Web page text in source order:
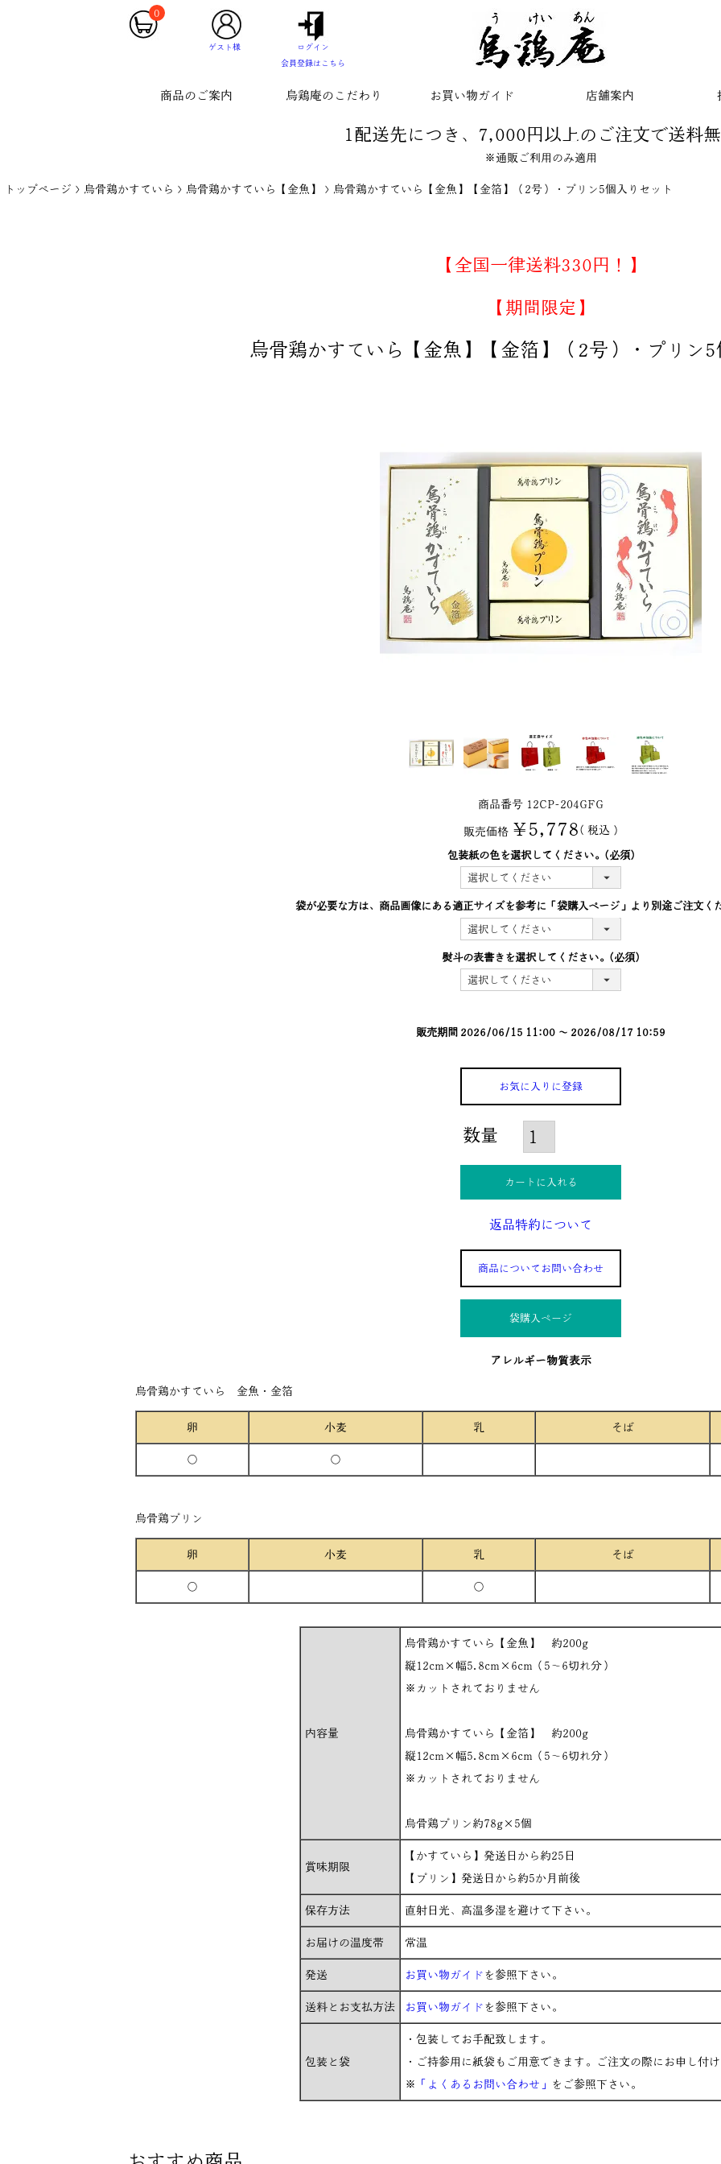
0
ゲスト様
ログイン
会員登録はこちら
商品のご案内 烏鶏庵のこだわり お買い物ガイド 店舗案内
1配送先につき、7,000円以上のご注文で送料
※通販ご利用のみ適用
トップページ 烏骨鶏かすていら 烏骨鶏かすていら【金魚】 烏骨鶏かすていら【金魚】【金箔】（2号）・プリン5個入りセット
【全国一律送料330円！】
【期間限定】
烏骨鶏かすていら【金魚】【金箔】（2号）・プリン
商品番号 12CP-204GFG
販売価格 ¥5,778 税込
包装紙の色を選択してください。 (必須)
袋が必要な方は、商品画像にある適正サイズを参考に「袋購入ぺージ」より別途ご注文く
熨斗の表書きを選択してください。 (必須)
販売期間 2026/06/15 11:00 〜 2026/08/17 10:59
お気に入りに登録
カートに入れる
返品特約について
商品についてお問い合わせ
袋購入ぺージ
アレルギー物質表示
烏骨鶏かすていら 金魚・金箔
卵 小麦 乳 そば
○ ○
烏骨鶏プリン
卵 小麦 乳 そば
○ ○
内容量
烏骨鶏かすていら【金魚】 約200g
縦12cm×幅5.8cm×6cm（5～6切れ分）
※カットされておりません
烏骨鶏かすていら【金箔】 約200g
縦12cm×幅5.8cm×6cm（5～6切れ分）
※カットされておりません
烏骨鶏プリン約78g×5個
賞味期限
【かすていら】発送日から約25日
【プリン】発送日から約5か月前後
保存方法 直射日光、高温多湿を避けて下さい。
お届けの温度帯 常温
発送 お買い物ガイド を参照下さい。
送料とお支払方法 お買い物ガイド を参照下さい。
包装と袋
・包装してお手配致します。
・ご持参用に紙袋もご用意できます。ご注文の際にお申し付
※
「よくあるお問い合わせ」 をご参照下さい。